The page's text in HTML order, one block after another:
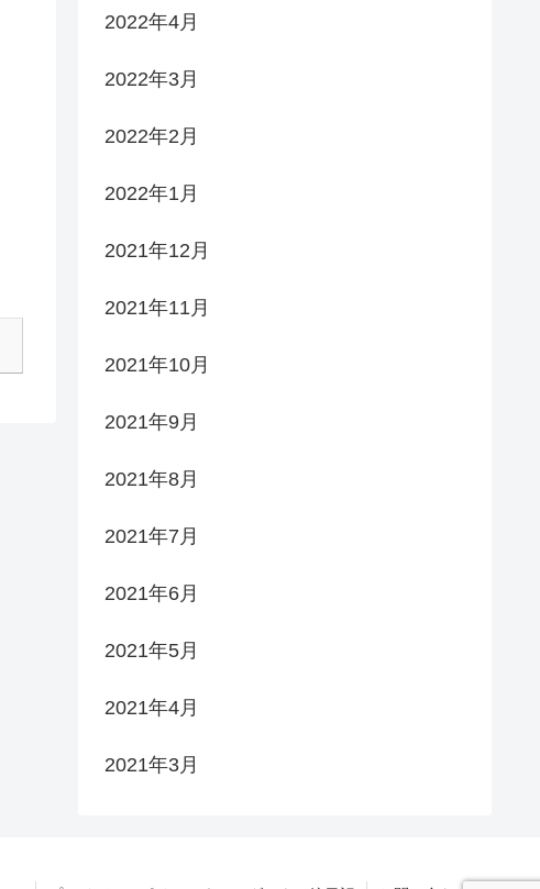
2022年4月
2022年3月
2022年2月
2022年1月
2021年12月
2021年11月
2021年10月
2021年9月
2021年8月
2021年7月
2021年6月
2021年5月
2021年4月
2021年3月